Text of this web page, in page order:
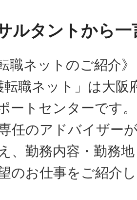
ルタントから一
職ネットのご紹介》
転職ネット」は大阪
ートセンターです
任のアドバイザー
、勤務内容・勤務
のお仕事をご紹介